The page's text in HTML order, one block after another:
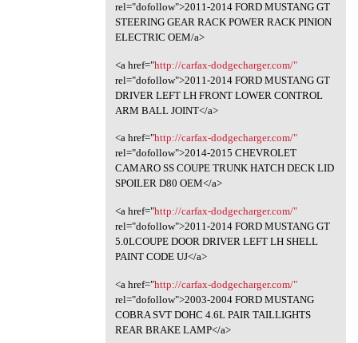
rel="dofollow">2011-2014 FORD MUSTANG GT
STEERING GEAR RACK POWER RACK PINION
ELECTRIC OEM/a>
<a href="http://carfax-dodgecharger.com/"
rel="dofollow">2011-2014 FORD MUSTANG GT
DRIVER LEFT LH FRONT LOWER CONTROL
ARM BALL JOINT</a>
<a href="http://carfax-dodgecharger.com/"
rel="dofollow">2014-2015 CHEVROLET
CAMARO SS COUPE TRUNK HATCH DECK LID
SPOILER D80 OEM</a>
<a href="http://carfax-dodgecharger.com/"
rel="dofollow">2011-2014 FORD MUSTANG GT
5.0LCOUPE DOOR DRIVER LEFT LH SHELL
PAINT CODE UJ</a>
<a href="http://carfax-dodgecharger.com/"
rel="dofollow">2003-2004 FORD MUSTANG
COBRA SVT DOHC 4.6L PAIR TAILLIGHTS
REAR BRAKE LAMP</a>